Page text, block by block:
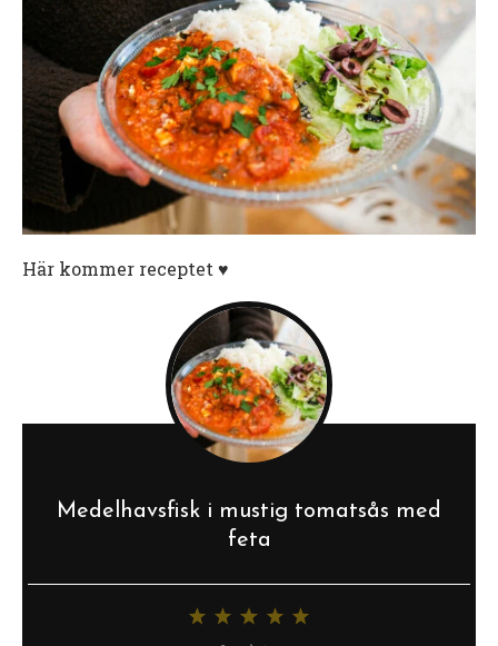
Här kommer receptet ♥️
Medelhavsfisk i mustig tomatsås med
feta
5
4
3
2
1